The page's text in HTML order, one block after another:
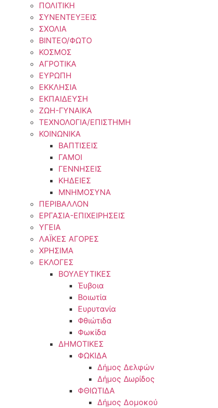
ΠΟΛΙΤΙΚΗ
ΣΥΝΕΝΤΕΥΞΕΙΣ
ΣΧΟΛΙΑ
ΒΙΝΤΕΟ/ΦΩΤΟ
ΚΟΣΜΟΣ
ΑΓΡΟΤΙΚΑ
ΕΥΡΩΠΗ
ΕΚΚΛΗΣΙΑ
ΕΚΠΑΙΔΕΥΣΗ
ΖΩΗ-ΓΥΝΑΙΚΑ
ΤΕΧΝΟΛΟΓΙΑ/ΕΠΙΣΤΗΜΗ
ΚΟΙΝΩΝΙΚΑ
ΒΑΠΤΙΣΕΙΣ
ΓΑΜΟΙ
ΓΕΝΝΗΣΕΙΣ
ΚΗΔΕΙΕΣ
ΜΝΗΜΟΣΥΝΑ
ΠΕΡΙΒΑΛΛΟΝ
ΕΡΓΑΣΙΑ-ΕΠΙΧΕΙΡΗΣΕΙΣ
ΥΓΕΙΑ
ΛΑΪΚΕΣ ΑΓΟΡΕΣ
ΧΡΗΣΙΜΑ
ΕΚΛΟΓΕΣ
ΒΟΥΛΕΥΤΙΚΕΣ
Έυβοια
Βοιωτία
Ευρυτανία
Φθιώτιδα
Φωκίδα
ΔΗΜΟΤΙΚΕΣ
ΦΩΚΙΔΑ
Δήμος Δελφών
Δήμος Δωρίδος
ΦΘΙΩΤΙΔΑ
Δήμος Δομοκού